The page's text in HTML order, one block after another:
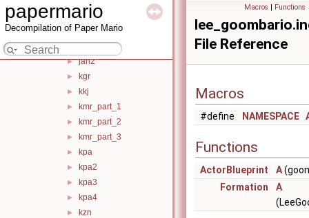
papermario
Decompilation of Paper Mario
► isk_part_2
► iwa
► jan
► jan2
► kgr
► kkj
► kmr_part_1
► kmr_part_2
► kmr_part_3
► kpa
► kpa2
► kpa3
► kpa4
► kzn
Macros | Functions
File Reference
Macros
#define NAMESPACE
Functions
ActorBlueprint A
Formation
A